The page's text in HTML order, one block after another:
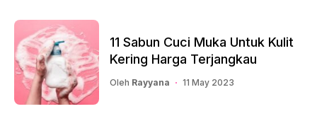
11 Sabun Cuci Muka Untuk Kulit
Kering Harga Terjangkau
Oleh Rayyana 11 May 2023